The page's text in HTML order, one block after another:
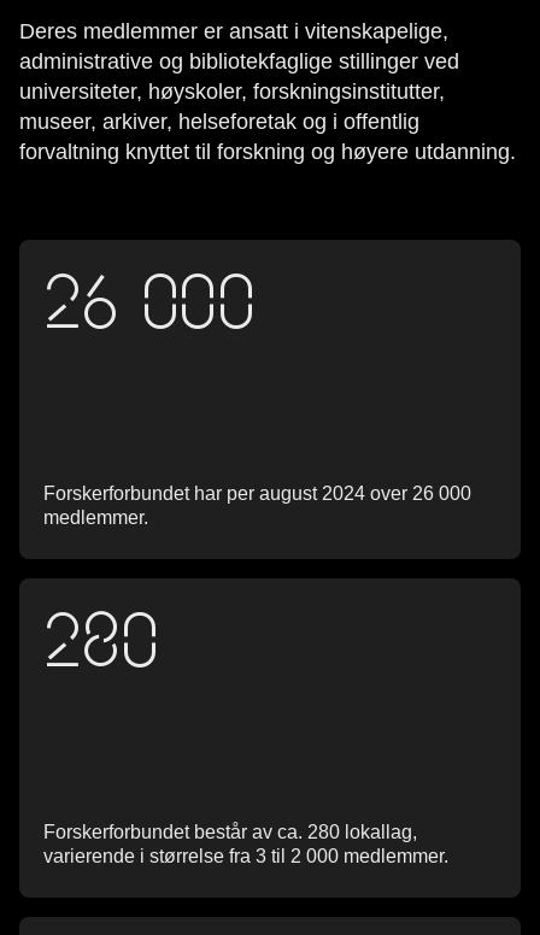
Deres medlemmer er ansatt i vitenskapelige,
administrative og bibliotekfaglige stillinger ved
universiteter, høyskoler, forskningsinstitutter,
museer, arkiver, helseforetak og i offentlig
forvaltning knyttet til forskning og høyere utdanning.
26 000
Forskerforbundet har per august 2024 over 26 000
medlemmer.
280
Forskerforbundet består av ca. 280 lokallag,
varierende i størrelse fra 3 til 2 000 medlemmer.